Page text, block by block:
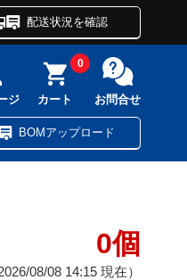
配送状況を確認
ジ カート
0
お問合せ
BOMアップロード
0個
08/08 14:15 現在）